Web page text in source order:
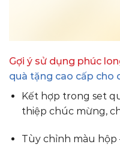
Gợi ý sử dụng phúc
quà tặng cao cấp cho
Kết hợp trong set
thiệp chúc mừng,
Tùy chỉnh màu hộp